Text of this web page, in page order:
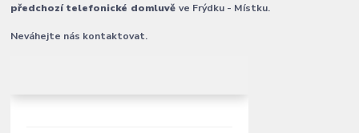
předchozí telefonické domluvěve Frýdku - Místku.
Neváhejte nás kontaktovat.